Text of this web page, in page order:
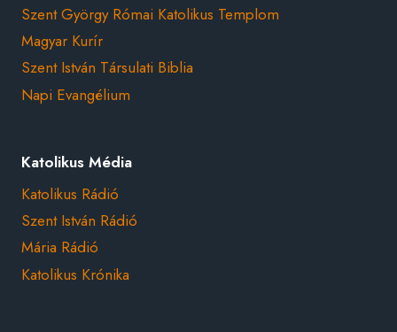
Szent György Római Katolikus Templom
Magyar Kurír
Szent István Társulati Biblia
Napi Evangélium
Katolikus Média
Katolikus Rádió
Szent István Rádió
Mária Rádió
Katolikus Krónika